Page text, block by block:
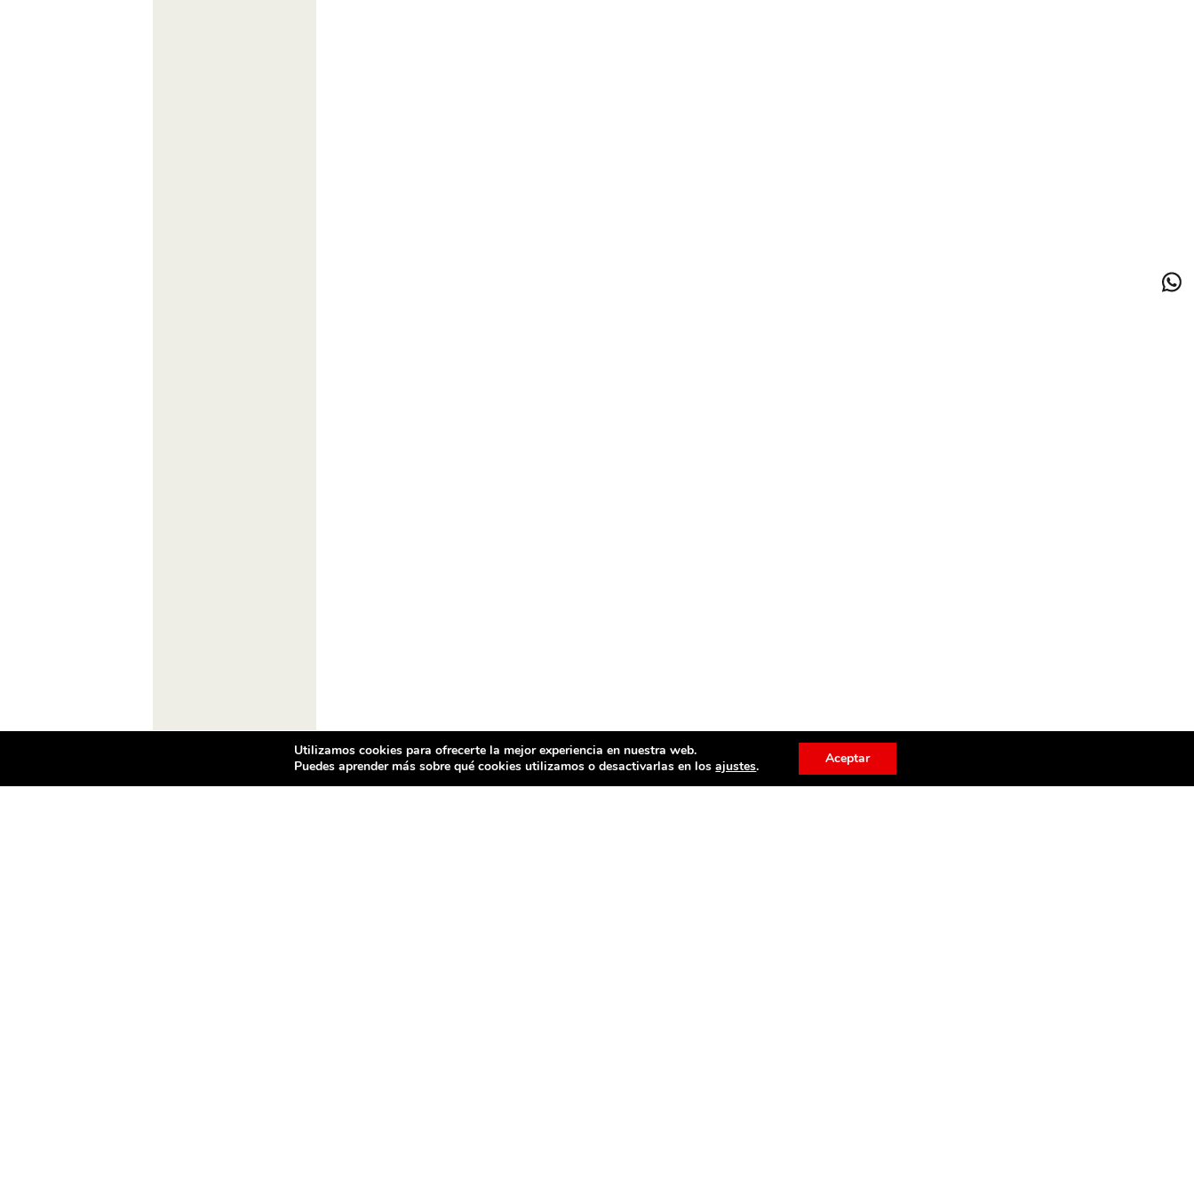
Utilizamos cookies para ofrecerte la mejor experiencia en nuestra web.
Puedes aprender más sobre qué cookies utilizamos o desactivarlas en losajustes. Aceptar